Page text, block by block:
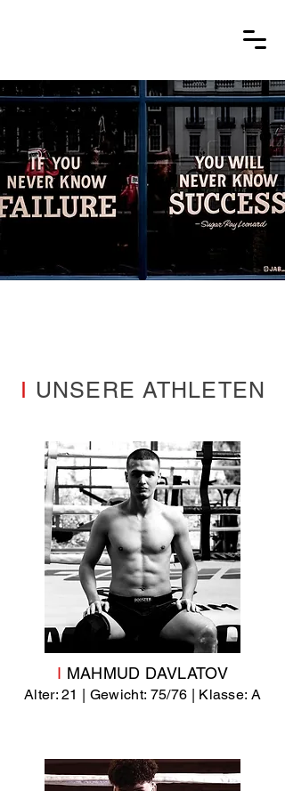
I UNSERE ATHLETEN
I MAHMUD DAVLATOV
Alter: 21 | Gewicht: 75/76 | Klasse: A